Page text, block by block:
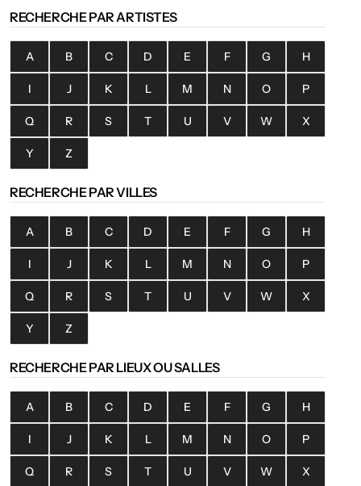
RECHERCHE PAR ARTISTES
A B C D E F G H
I J K L M N O P
Q R S T U V W X
Y Z
RECHERCHE PAR VILLES
A B C D E F G H
I J K L M N O P
Q R S T U V W X
Y Z
RECHERCHE PAR LIEUX OU SALLES
A B C D E F G H
I J K L M N O P
Q R S T U V W X